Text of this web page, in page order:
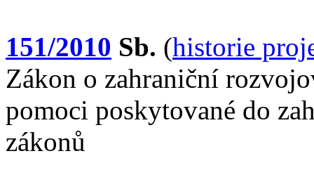
151/2010 Sb. (historie
Zákon o zahraniční
pomoci poskytované do
zákonů